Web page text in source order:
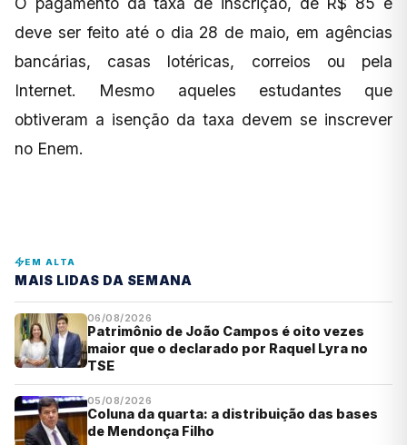
deve ser feito até o dia 28 de maio, em agências
bancárias, casas lotéricas, correios ou pela
Internet. Mesmo aqueles estudantes que
obtiveram a isenção da taxa devem se inscrever
no Enem.
EM ALTA
MAIS LIDAS DA SEMANA
06/08/2026
Patrimônio de João Campos é oito vezes
maior que o declarado por Raquel Lyra no
TSE
05/08/2026
Coluna da quarta: a distribuição das bases
de Mendonça Filho